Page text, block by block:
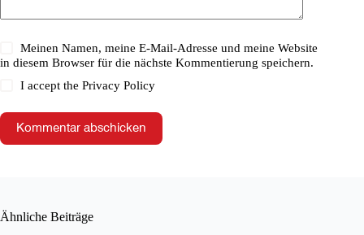
Meinen Namen, meine E-Mail-Adresse und meine Website
in diesem Browser für die nächste Kommentierung speichern.
I accept thePrivacy Policy
Kommentar abschicken
Ähnliche Beiträge